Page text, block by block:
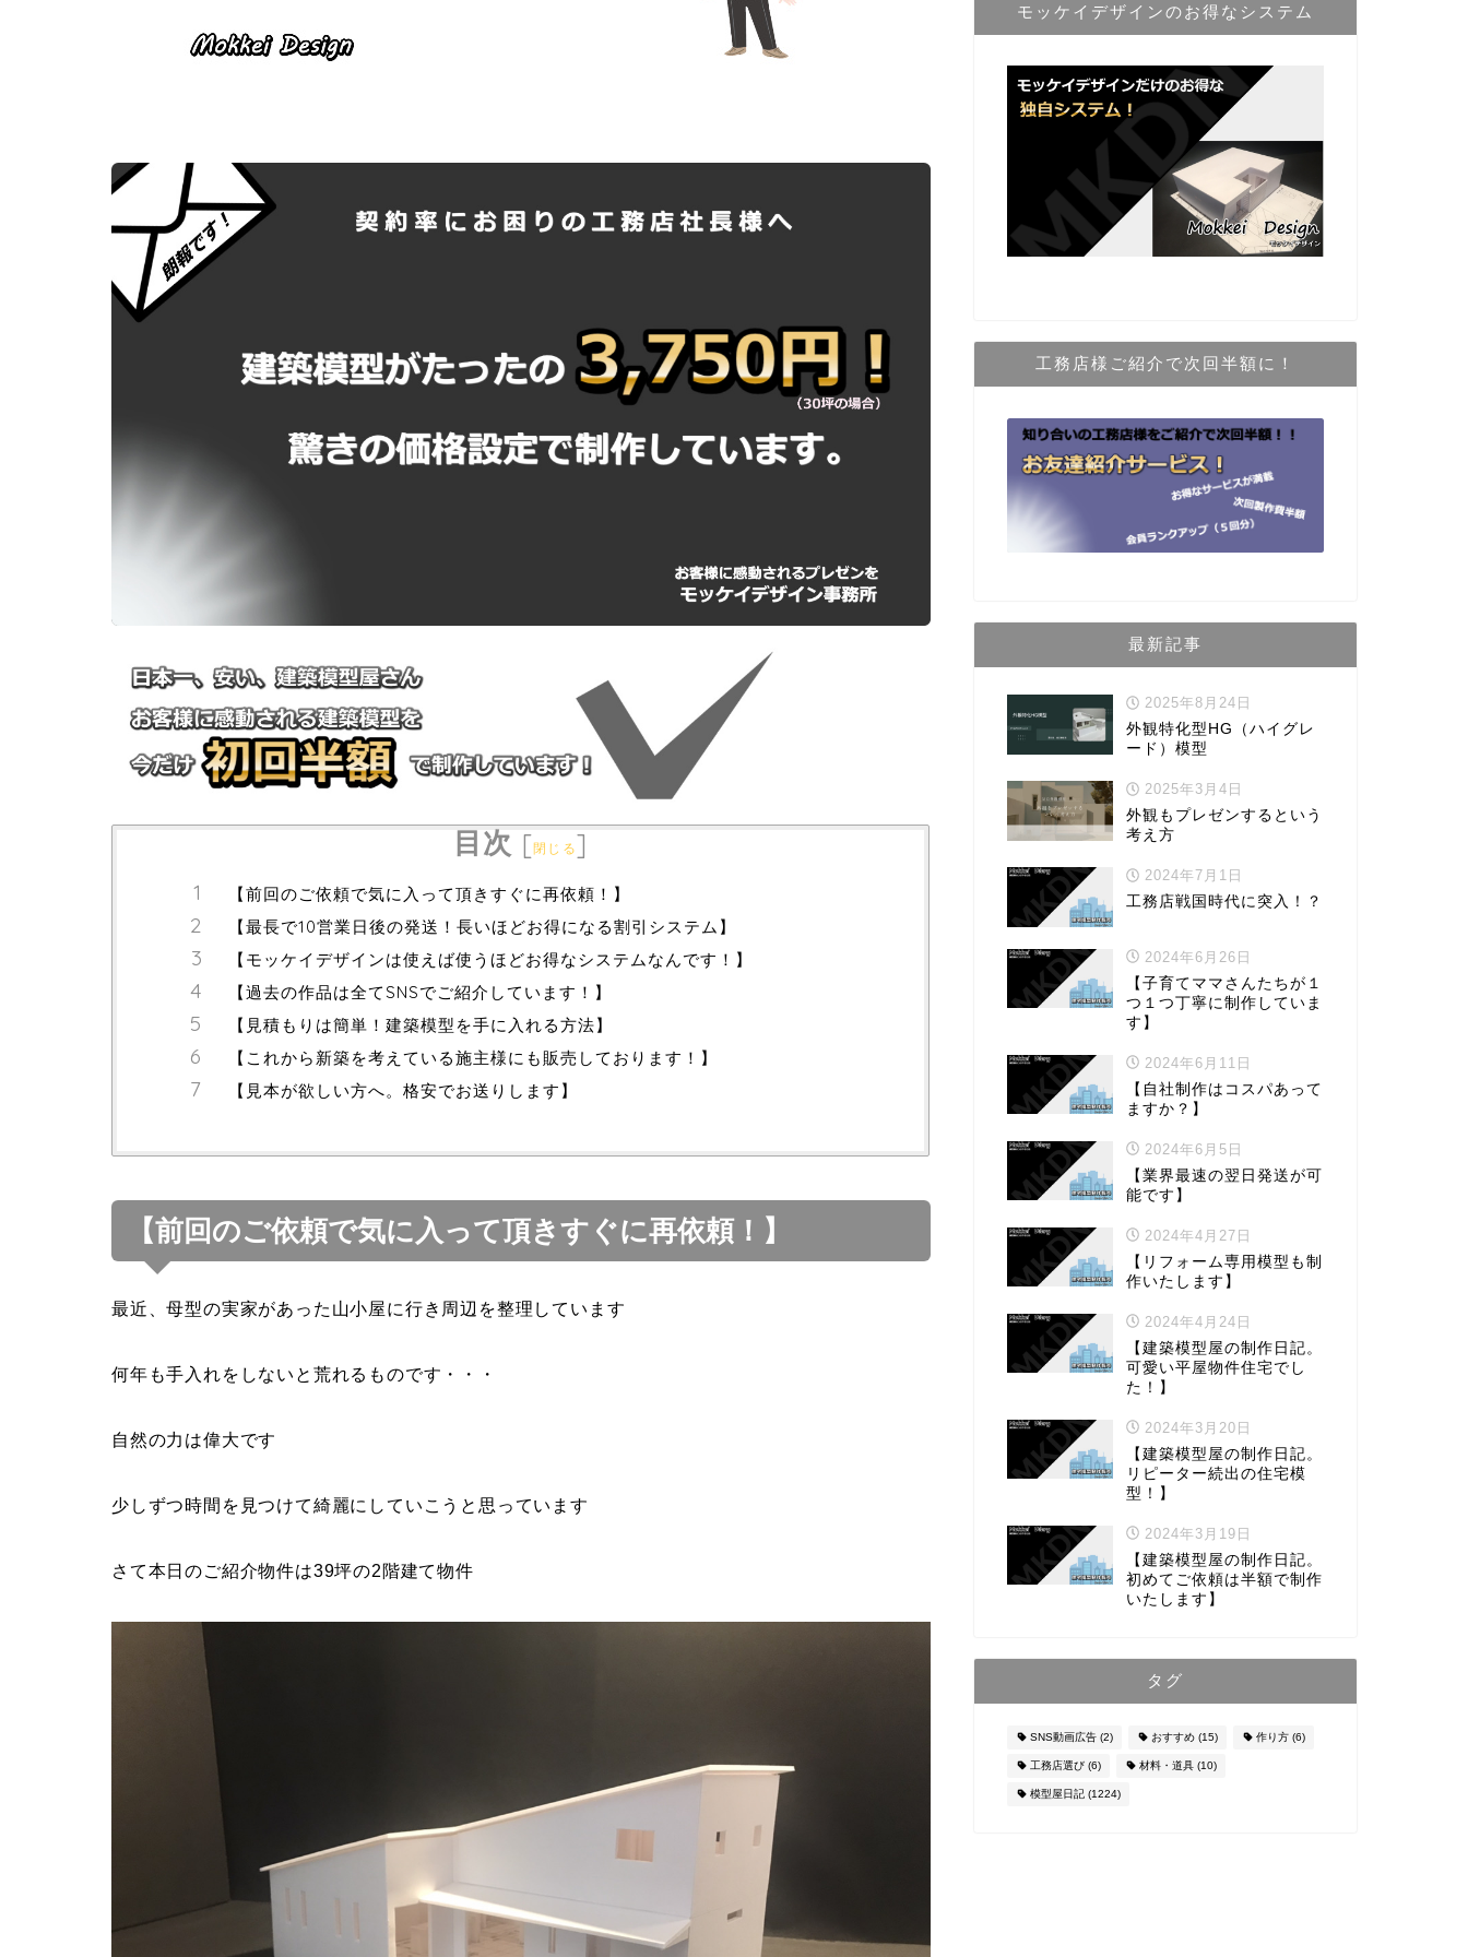
目次 [閉じる]
【前回のご依頼で気に入って頂きすぐに再依頼！】
【最長で10営業日後の発送！長いほどお得になる割引システム】
【モッケイデザインは使えば使うほどお得なシステムなんです！】
【過去の作品は全てSNSでご紹介しています！】
【見積もりは簡単！建築模型を手に入れる方法】
【これから新築を考えている施主様にも販売しております！】
【見本が欲しい方へ。格安でお送りします】
【前回のご依頼で気に入って頂きすぐに再依頼！】
最近、母型の実家があった山小屋に行き周辺を整理しています
何年も手入れをしないと荒れるものです・・・
自然の力は偉大です
少しずつ時間を見つけて綺麗にしていこうと思っています
さて本日のご紹介物件は39坪の2階建て物件
モッケイデザインのお得なシステム
工務店様ご紹介で次回半額に！
最新記事
2025年8月24日
外観特化型HG（ハイグレ
ード）模型
2025年3月4日
外観もプレゼンするという
考え方
2024年7月1日
工務店戦国時代に突入！？
2024年6月26日
【子育てママさんたちが１
つ１つ丁寧に制作していま
す】
2024年6月11日
【自社制作はコスパあって
ますか？】
2024年6月5日
【業界最速の翌日発送が可
能です】
2024年4月27日
【リフォーム専用模型も制
作いたします】
2024年4月24日
【建築模型屋の制作日記。
可愛い平屋物件住宅でし
た！】
2024年3月20日
【建築模型屋の制作日記。
リピーター続出の住宅模
型！】
2024年3月19日
【建築模型屋の制作日記。
初めてご依頼は半額で制作
いたします】
タグ
SNS動画広告(2) おすすめ(15) 作り方(6)
工務店選び(6) 材料・道具(10)
模型屋日記(1224)